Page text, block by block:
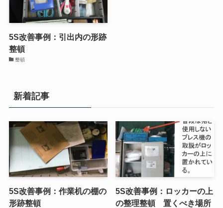
5S改善事例：引出内の形跡
整頓
整頓
新着記事
5S改善事例：作業机の棚の
形跡整頓
5S改善事例：ロッカーの上
の整理整頓 置くべき場所